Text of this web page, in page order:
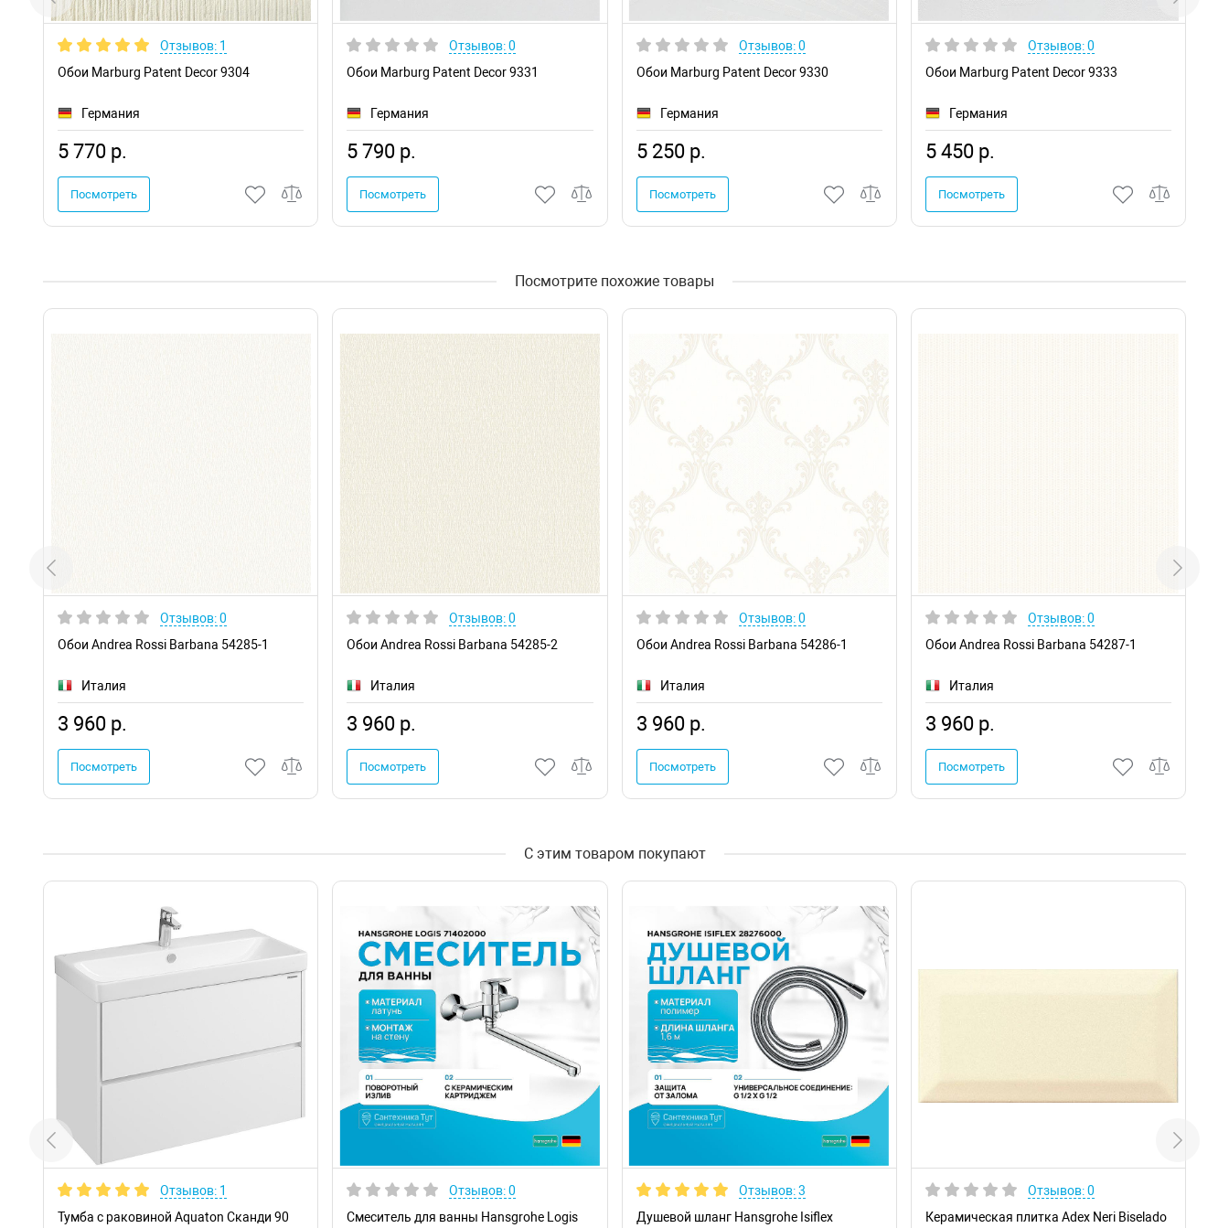
Отзывов: 1
Обои Marburg Patent Decor 9304
Германия
5 770 р.
Посмотреть
Отзывов: 0
Обои Marburg Patent Decor 9331
Германия
5 790 р.
Посмотреть
Отзывов: 0
Обои Marburg Patent Decor 9330
Германия
5 250 р.
Посмотреть
Отзывов: 0
Обои Marburg Patent Decor 9333
Германия
5 450 р.
Посмотреть
Посмотрите похожие товары
Отзывов: 0
Обои Andrea Rossi Barbana 54285-1
Италия
3 960 р.
Посмотреть
Отзывов: 0
Обои Andrea Rossi Barbana 54285-2
Италия
3 960 р.
Посмотреть
Отзывов: 0
Обои Andrea Rossi Barbana 54286-1
Италия
3 960 р.
Посмотреть
Отзывов: 0
Обои Andrea Rossi Barbana 54287-1
Италия
3 960 р.
Посмотреть
С этим товаром покупают
Отзывов: 1
Тумба с раковиной Aquaton Сканди 90
Отзывов: 0
Смеситель для ванны Hansgrohe Logis
Отзывов: 3
Душевой шланг Hansgrohe Isiflex
Отзывов: 0
Керамическая плитка Adex Neri Biselado